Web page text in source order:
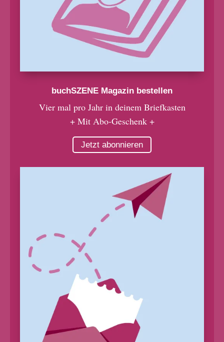
buchSZENE Magazin bestellen
Vier mal pro Jahr in deinem Briefkasten
+ Mit Abo-Geschenk +
Jetzt abonnieren